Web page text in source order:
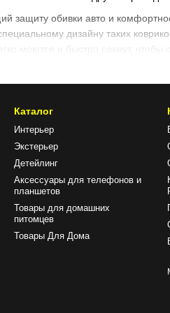
защиту обивки авто и
дизайну таких
моются и быстро сохнут,
на сиденье, обеспечивая его
предотвратить скольжение
что продлевает
детского автокресла, что
— легко и просто, это
Каталог
Интерьер
Экстерьер
Детейлинг
Аксессуары для телефонов и
планшетов
Товары для домашних
питомцев
Товары Для Дома